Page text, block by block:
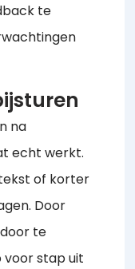
te
na
echt werkt.
of korter
Door
te
voor stap uit